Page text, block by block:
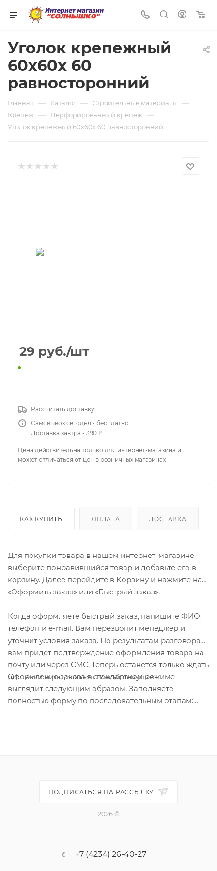
Уголок крепежный
60х60х 60
равносторонний
Главная — Каталог — Строительные материалы —
Крепёж — Перфорированный крепеж —
Уголок крепежный 60х60х 60 равносторонний
29 руб./шт
Рассчитать доставку
Самовывоз сегодня - бесплатно
Доставка завтра - 390 ₽
Цена действительна только для интернет-магазина и
может отличаться от цен в розничных магазинах
КАК КУПИТЬ ОПЛАТА ДОСТАВКА
Для покупки товара в нашем интернет-магазине
выберите понравившийся товар и добавьте его в
корзину. Далее перейдите в Корзину и нажмите на
«Оформить заказ» или «Быстрый заказ».
Когда оформляете быстрый заказ, напишите ФИО,
телефон и e-mail. Вам перезвонит менеджер и
уточнит условия заказа. По результатам разговора
вам придет подтверждение оформления товара на
почту или через СМС. Теперь останется только ждать
доставки и радоваться новой покупке.
Оформление заказа в стандартном режиме
выглядит следующим образом. Заполняете
полностью форму по последовательным этапам:
ПОДПИСАТЬСЯ НА РАССЫЛКУ
2026 ©
+7 (4234) 26-40-27